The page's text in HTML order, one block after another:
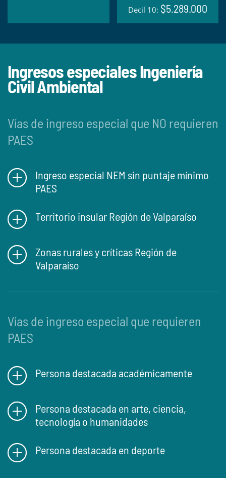
Decil 10: $5.289.000
Ingresos especiales Ingeniería
Civil Ambiental
Vías de ingreso especial que NO requieren
PAES
Ingreso especial NEM sin puntaje mínimo
PAES
Territorio insular Región de Valparaíso
Zonas rurales y críticas Región de
Valparaíso
Vías de ingreso especial que requieren
PAES
Persona destacada académicamente
Persona destacada en arte, ciencia,
tecnología o humanidades
Persona destacada en deporte